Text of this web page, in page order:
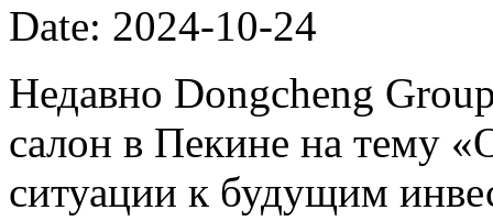
Date: 2024-10-24
Недавно Dongcheng
салон в Пекине на тему
ситуации к будущим